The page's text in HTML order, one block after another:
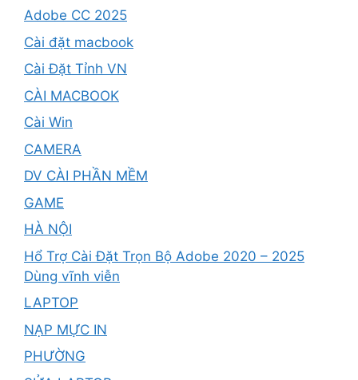
Adobe CC 2025
Cài đặt macbook
Cài Đặt Tỉnh VN
CÀI MACBOOK
Cài Win
CAMERA
DV CÀI PHẦN MỀM
GAME
HÀ NỘI
Hổ Trợ Cài Đặt Trọn Bộ Adobe 2020 – 2025
Dùng vĩnh viễn
LAPTOP
NẠP MỰC IN
PHƯỜNG